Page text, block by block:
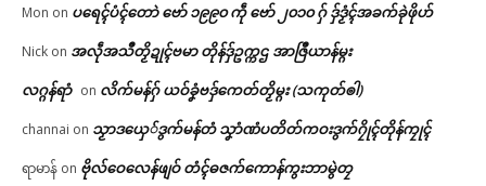
Mon on ပရေၚ်ပံၚ်တောဲ ဗော် ၁၉၉၀ ကဵု ဗော် ၂၀၁၀ ဂှ် ဒှ်ဒၟံၚ်အခက်ခုဲဖိုဟ်
Nick on အလဵုအသဳတၟိဍုၚ်ဗမာ တိုန်ဒှ်ဥက္ကဌ အာဇြဳယာန်မ္ဂး
လဂ္ဂန်ရာံ on လိက်မန်ဂှ် ယဝ်ခၞံဗဒှ်ကေတ်တၟိမ္ဂး (သကုတ်ၜါ)
channai on သၟာဒယှေ်ဒွက်မန်တံ သၞာံဏံပတိတ်ကဝးဒွက်ဂၠိုၚ်တိုန်ကၠုၚ်
ရာမာန် on ဗိုလ်ဝေလေန်ဖျဝ် တံၚ်ဓဇက်ကောန်ကွးဘာမွဲတၠ